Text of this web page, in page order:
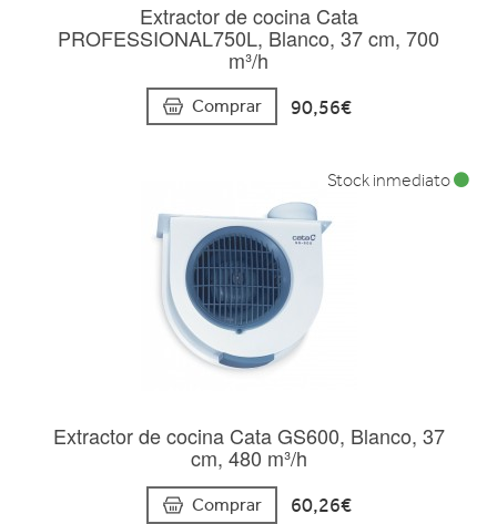
Extractor de cocina Cata
PROFESSIONAL750L, Blanco, 37 cm, 700
m³/h
Comprar 90,56€
Extractor de cocina Cata GS600, Blanco, 37
cm, 480 m³/h
Comprar 60,26€
Stock inmediato